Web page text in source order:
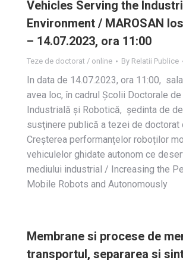
Vehicles Serving the
Environment / MAROSAN
– 14.07.2023, ora 11:00
Teze de doctorat / online By Relatii Publice
In data de 14.07.2023, ora 11:00,
avea loc, în cadrul Școlii Doctorale
Industrială și Robotică, ședinta de
susţinere publică a tezei de doctorat
Creșterea performanțelor roboților
vehiculelor ghidate autonom ce
mediului industrial / Increasing the
Mobile Robots and Autonomously
Membrane si procese de
transportul, separarea si